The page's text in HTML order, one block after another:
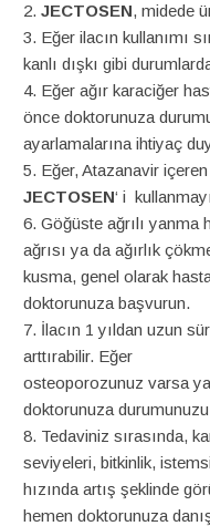
JECTOSEN, midede
Eğer ilacın kullanımı
kanlı dışkı gibi
Eğer ağır karaciğer
önce doktorunuza
ayarlamalarına ihtiyaç
Eğer, Atazanavir
JECTOSEN‘ i
Göğüste ağrılı yanma
ağrısı ya da ağırlık
kusma, genel olarak
doktorunuza başvurun.
İlacın 1 yıldan uzun
arttırabilir. Eğer
osteoporozunuz varsa
doktorunuza
Tedaviniz sırasında,
seviyeleri, bitkinlik,
hızında artış şeklinde
hemen doktorunuza